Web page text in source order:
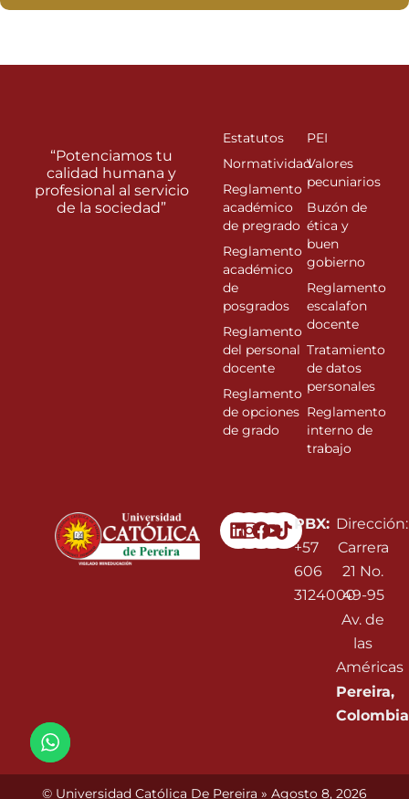
Linkedin
Instagram
Facebook
Youtube
PBX:
+57
606
3124000
Dirección:
Carrera
21 No.
49-95
Av. de
las
Américas
Pereira,
Colombia
“Potenciamos tu
calidad humana y
profesional al servicio
de la sociedad”
Estatutos
Normatividad
Reglamento
académico
de pregrado
Reglamento
académico
de
posgrados
Reglamento
del personal
docente
Reglamento
de opciones
de grado
PEI
Valores
pecuniarios
Buzón de
ética y
buen
gobierno
Reglamento
escalafon
docente
Tratamiento
de datos
personales
Reglamento
interno de
trabajo
© Universidad Católica De Pereira » Agosto 8, 2026